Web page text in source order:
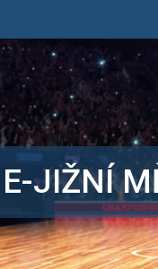
JIŽNÍ